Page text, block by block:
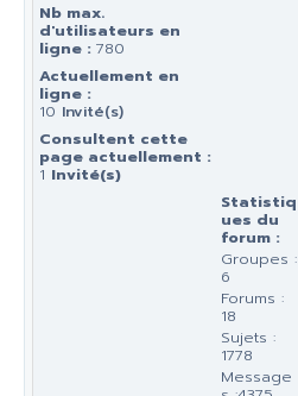
Nb max.
d'utilisateurs en
ligne : 780
Actuellement en
ligne :
10 Invité(s)
Consultent cette
page actuellement :
1 Invité(s)
Statistiq
ues du
forum :
Groupes :
6
Forums :
18
Sujets :
1778
Message